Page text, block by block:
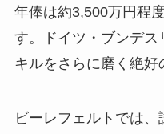
年俸は約3,500万円程
す。ドイツ・ブンデス
キルをさらに磨く絶好
ビーレフェルトでは